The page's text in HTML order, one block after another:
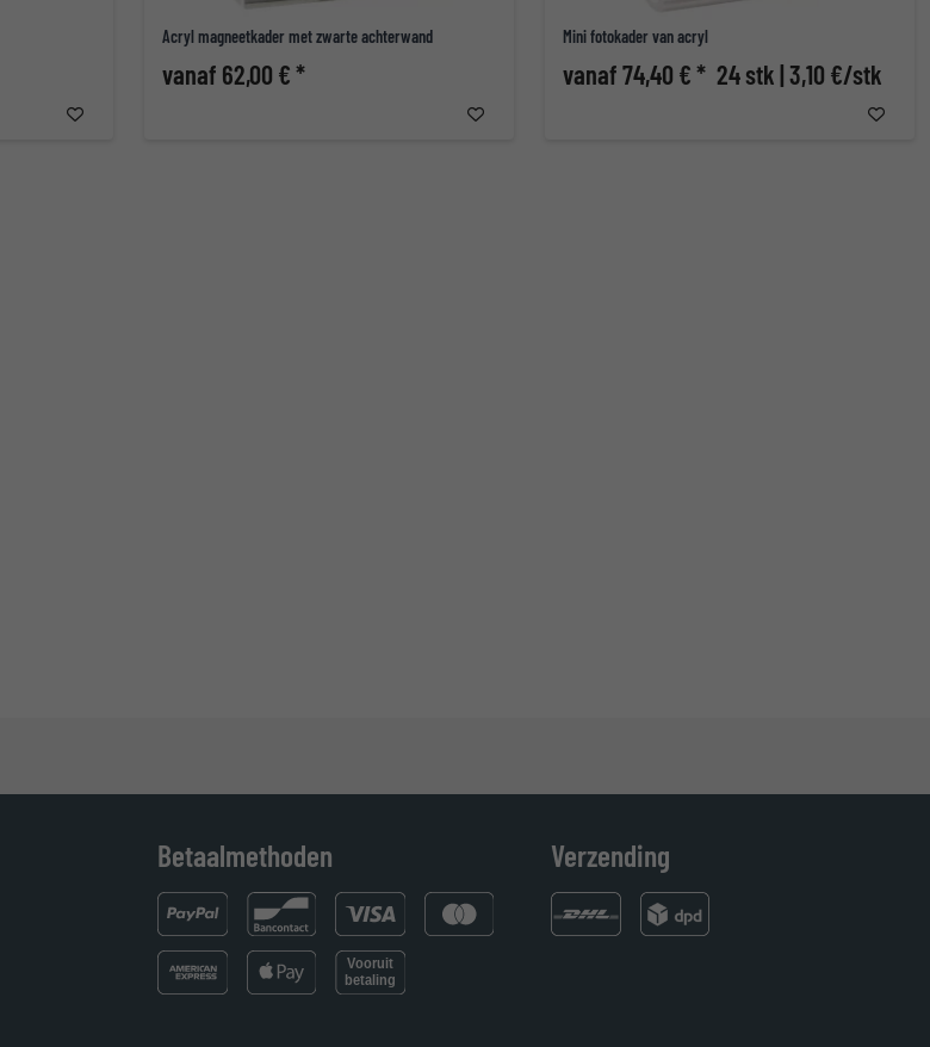
Acryl magneetkader met zwarte achterwand
vanaf 62,00 € *
Mini fotokader van acryl
vanaf 74,40 € * 24 stk | 3,10 €/stk
Betaalmethoden Verzending